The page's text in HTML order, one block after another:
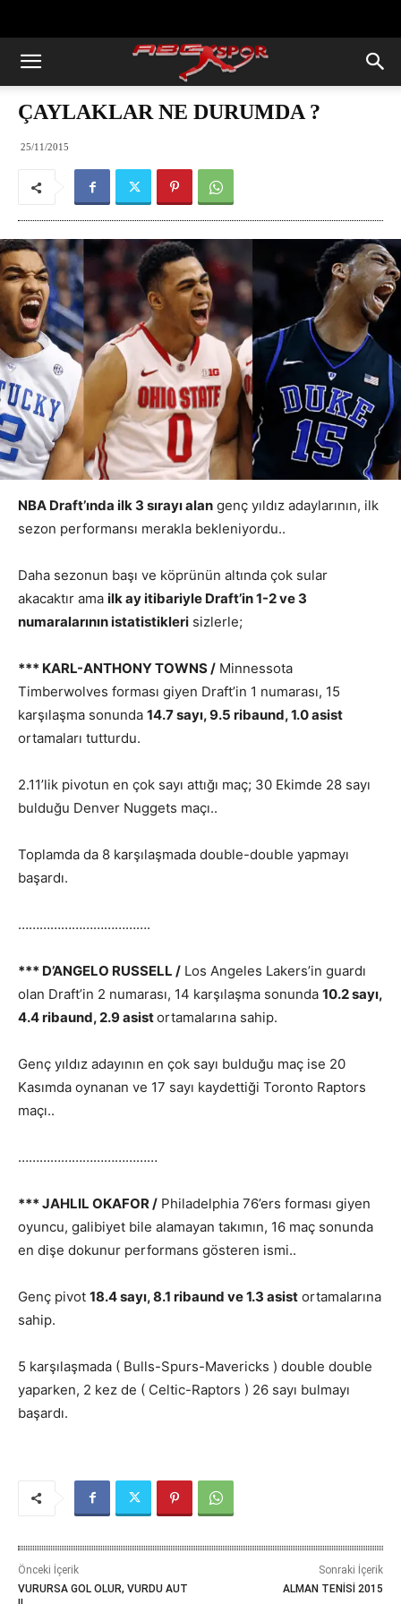
ÇAYLAKLAR NE DURUMDA ?
25/11/2015
NBA Draft’ında ilk 3 sırayı alan genç yıldız adaylarının, ilk
sezon performansı merakla bekleniyordu..
Daha sezonun başı ve köprünün altında çok sular
akacaktır ama ilk ay itibariyle Draft’in 1-2 ve 3
numaralarının istatistikleri sizlerle;
*** KARL-ANTHONY TOWNS / Minnessota
Timberwolves forması giyen Draft’in 1 numarası, 15
karşılaşma sonunda 14.7 sayı, 9.5 ribaund, 1.0 asist
ortamaları tutturdu.
2.11’lik pivotun en çok sayı attığı maç; 30 Ekimde 28 sayı
bulduğu Denver Nuggets maçı..
Toplamda da 8 karşılaşmada double-double yapmayı
başardı.
……………………………….
*** D’ANGELO RUSSELL / Los Angeles Lakers’in guardı
olan Draft’in 2 numarası, 14 karşılaşma sonunda 10.2 sayı,
4.4 ribaund, 2.9 asistortamalarına sahip.
Genç yıldız adayının en çok sayı bulduğu maç ise 20
Kasımda oynanan ve 17 sayı kaydettiği Toronto Raptors
maçı..
…………………………………
*** JAHLIL OKAFOR / Philadelphia 76’ers forması giyen
oyuncu, galibiyet bile alamayan takımın, 16 maç sonunda
en dişe dokunur performans gösteren ismi..
Genç pivot 18.4 sayı, 8.1 ribaund ve 1.3 asist ortamalarına
sahip.
5 karşılaşmada ( Bulls-Spurs-Mavericks ) double double
yaparken, 2 kez de ( Celtic-Raptors ) 26 sayı bulmayı
başardı.
Önceki İçerik
VURURSA GOL OLUR, VURDU AUT
Sonraki İçerik
ALMAN TENİSİ 2015